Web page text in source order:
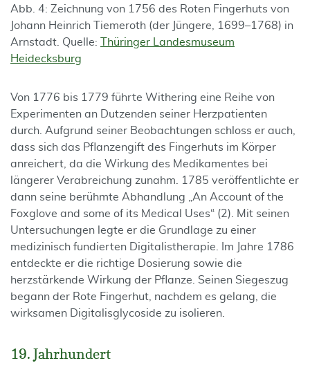
Abb. 4: Zeichnung von 1756 des Roten Fingerhuts von
Johann Heinrich Tiemeroth (der Jüngere, 1699–1768) in
Arnstadt. Quelle:
Thüringer Landesmuseum
Heidecksburg
Von 1776 bis 1779 führte Withering eine Reihe von
Experimenten an Dutzenden seiner Herzpatienten
durch. Aufgrund seiner Beobachtungen schloss er auch,
dass sich das Pflanzengift des Fingerhuts im Körper
anreichert, da die Wirkung des Medikamentes bei
längerer Verabreichung zunahm. 1785 veröffentlichte er
dann seine berühmte Abhandlung „An Account of the
Foxglove and some of its Medical Uses“ (2). Mit seinen
Untersuchungen legte er die Grundlage zu einer
medizinisch fundierten Digitalistherapie. Im Jahre 1786
entdeckte er die richtige Dosierung sowie die
herzstärkende Wirkung der Pflanze. Seinen Siegeszug
begann der Rote Fingerhut, nachdem es gelang, die
wirksamen Digitalisglycoside zu isolieren.
19. Jahrhundert